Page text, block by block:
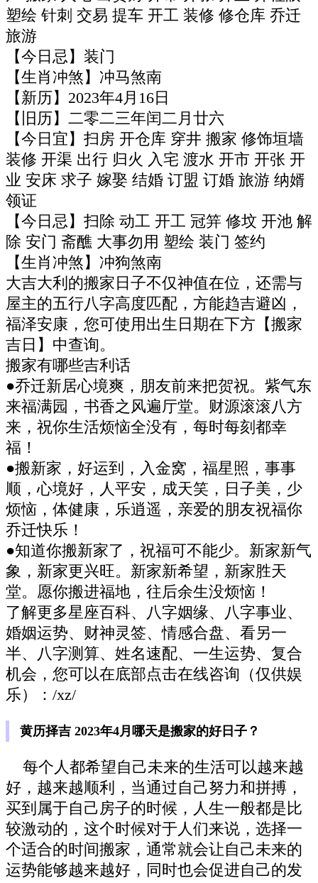
塑绘 针刺 交易 提车 开工 装修 修仓库 乔迁
旅游
【今日忌】装门
【生肖冲煞】冲马煞南
【新历】2023年4月16日
【旧历】二零二三年闰二月廿六
【今日宜】扫房 开仓库 穿井 搬家 修饰垣墙
装修 开渠 出行 归火 入宅 渡水 开市 开张 开
业 安床 求子 嫁娶 结婚 订盟 订婚 旅游 纳婿
领证
【今日忌】扫除 动工 开工 冠笄 修坟 开池 解
除 安门 斋醮 大事勿用 塑绘 装门 签约
【生肖冲煞】冲狗煞南
大吉大利的搬家日子不仅神值在位，还需与
屋主的五行八字高度匹配，方能趋吉避凶，
福泽安康，您可使用出生日期在下方【搬家
吉日】中查询。
搬家有哪些吉利话
●乔迁新居心境爽，朋友前来把贺祝。紫气东
来福满园，书香之风遍厅堂。财源滚滚八方
来，祝你生活烦恼全没有，每时每刻都幸
福！
●搬新家，好运到，入金窝，福星照，事事
顺，心境好，人平安，成天笑，日子美，少
烦恼，体健康，乐逍遥，亲爱的朋友祝福你
乔迁快乐！
●知道你搬新家了，祝福可不能少。新家新气
象，新家更兴旺。新家新希望，新家胜天
堂。愿你搬进福地，往后余生没烦恼！
了解更多星座百科、八字姻缘、八字事业、
婚姻运势、财神灵签、情感合盘、看另一
半、八字测算、姓名速配、一生运势、复合
机会，您可以在底部点击在线咨询（仅供娱
乐）：/xz/
黄历择吉 2023年4月哪天是搬家的好日子？
每个人都希望自己未来的生活可以越来越
好，越来越顺利，当通过自己努力和拼搏，
买到属于自己房子的时候，人生一般都是比
较激动的，这个时候对于人们来说，选择一
个适合的时间搬家，通常就会让自己未来的
运势能够越来越好，同时也会促进自己的发